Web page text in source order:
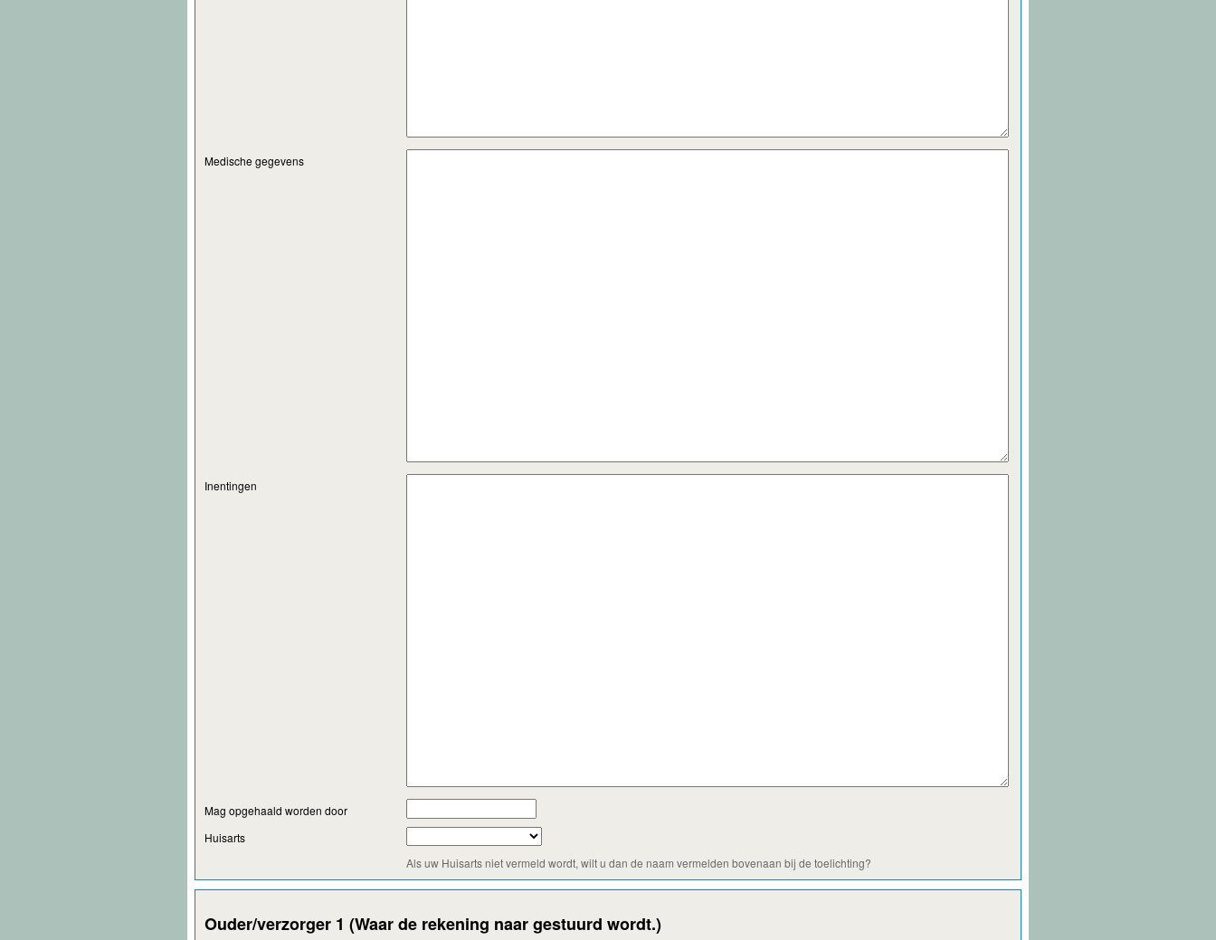
Medische gegevens
Inentingen
Mag opgehaald worden door
Huisarts
Als uw Huisarts niet vermeld wordt, wilt u dan de naam vermelden bovenaan bij de toelichting?
Ouder/verzorger 1 (Waar de rekening naar gestuurd wordt.)